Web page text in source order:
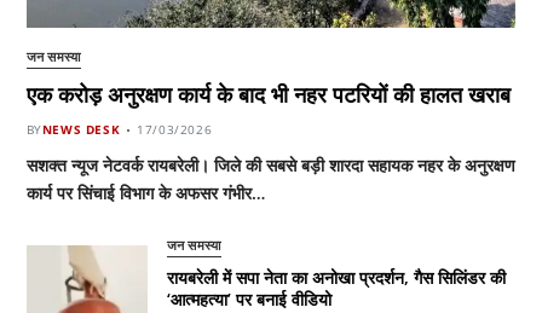
जन समस्या
एक करोड़ अनुरक्षण कार्य के बाद भी नहर पटरियों की हालत खराब
BYNEWS DESK 17/03/2026
सशक्त न्यूज नेटवर्क रायबरेली। जिले की सबसे बड़ी शारदा सहायक नहर के अनुरक्षण
कार्य पर सिंचाई विभाग के अफसर गंभीर…
जन समस्या
रायबरेली में सपा नेता का अनोखा प्रदर्शन, गैस सिलिंडर की
‘आत्महत्या’ पर बनाई वीडियो